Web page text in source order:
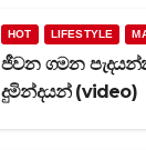
HOT LIFESTYLE
ජීවන ගමන
දුමින්දයන් (video)